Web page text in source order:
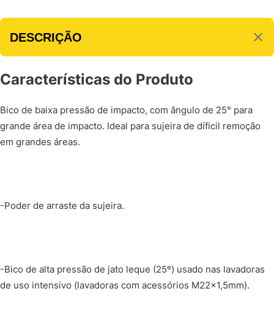
DESCRIÇÃO
Características do Produto
Bico de baixa pressão de impacto, com ângulo de 25° para
grande área de impacto. Ideal para sujeira de díficil remoção
em grandes áreas.
-Poder de arraste da sujeira.
-Bico de alta pressão de jato leque (25º) usado nas lavadoras
de uso intensivo (lavadoras com acessórios M22x1,5mm).